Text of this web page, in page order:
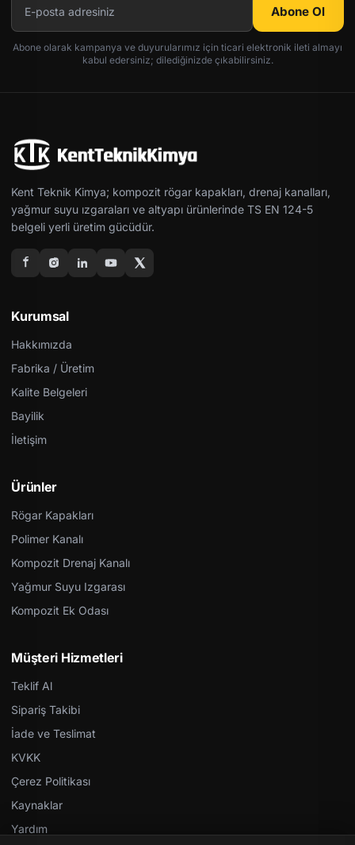
Abone Ol
Abone olarak kampanya ve duyurularımız için ticari elektronik ileti almayı
kabul edersiniz; dilediğinizde çıkabilirsiniz.
Kent Teknik Kimya; kompozit rögar kapakları, drenaj kanalları,
yağmur suyu ızgaraları ve altyapı ürünlerinde TS EN 124-5
belgeli yerli üretim gücüdür.
Kurumsal
Hakkımızda
Fabrika / Üretim
Kalite Belgeleri
Bayilik
İletişim
Ürünler
Rögar Kapakları
Polimer Kanalı
Kompozit Drenaj Kanalı
Yağmur Suyu Izgarası
Kompozit Ek Odası
Müşteri Hizmetleri
Teklif Al
Sipariş Takibi
İade ve Teslimat
KVKK
Çerez Politikası
Kaynaklar
Yardım